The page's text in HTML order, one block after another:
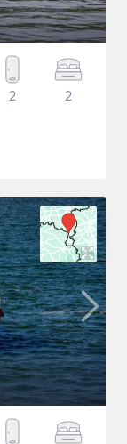
2 2